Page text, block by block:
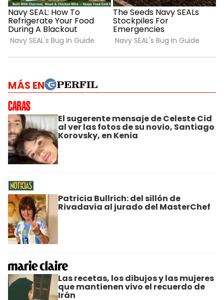
MÁS EN
El sugerente mensaje de Celeste Cid
al ver las fotos de su novio, Santiago
Korovsky, en Kenia
Patricia Bullrich: del sillón de
Rivadavia al jurado del MasterChef
Las recetas, los dibujos y las mujeres
que mantienen vivo el recuerdo de
Irán